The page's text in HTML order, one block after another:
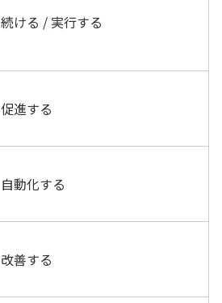
続ける / 実行する
促進する
自動化する
改善する